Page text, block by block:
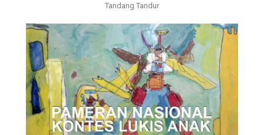
Tandang Tandur